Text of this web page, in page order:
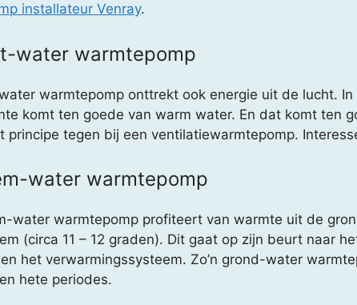
installateur Venray.
water warmtepomp
warmtepomp onttrekt ook energie uit de lucht.
komt ten goede van warm water. En dat komt ten
principe tegen bij een ventilatiewarmtepomp.
water warmtepomp
water warmtepomp profiteert van warmte uit de
(circa 11 – 12 graden). Dit gaat op zijn beurt naar
het verwarmingssysteem. Zo’n grond-water
hete periodes.